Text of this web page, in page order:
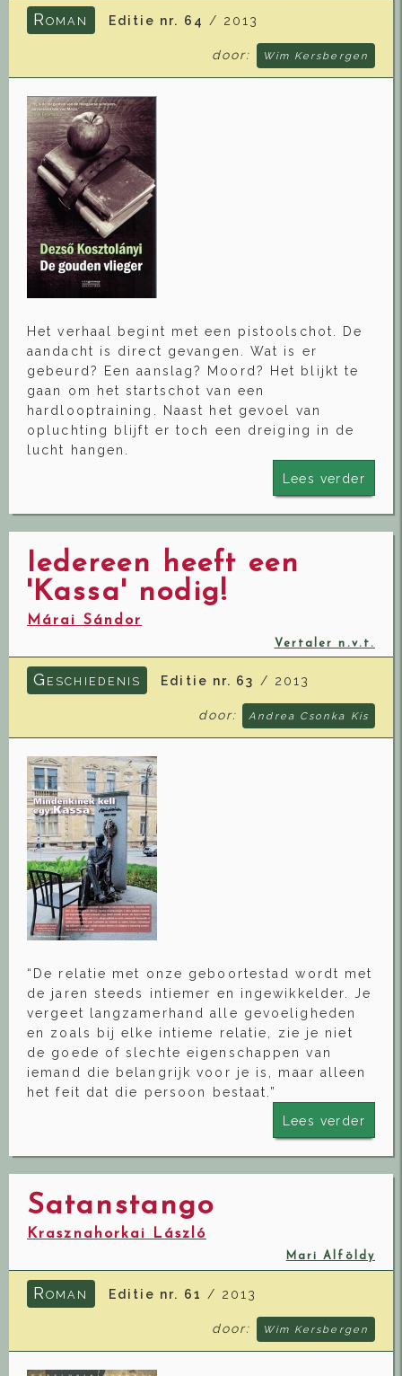
ROMAN Editie nr. 64 / 2013
door: Wim Kersbergen
Het verhaal begint met een pistoolschot. De
aandacht is direct gevangen. Wat is er
gebeurd? Een aanslag? Moord? Het blijkt te
gaan om het startschot van een
hardlooptraining. Naast het gevoel van
opluchting blijft er toch een dreiging in de
lucht hangen.
Lees verder
Iedereen heeft een
'Kassa' nodig!
Márai Sándor
Vertaler n.v.t.
G ESCHIEDENIS Editie nr. 63 / 2013
door: Andrea Csonka Kis
“De relatie met onze geboortestad wordt met
de jaren steeds intiemer en ingewikkelder. Je
vergeet langzamerhand alle gevoeligheden
en zoals bij elke intieme relatie, zie je niet
de goede of slechte eigenschappen van
iemand die belangrijk voor je is, maar alleen
het feit dat die persoon bestaat.”
Lees verder
Satanstango
Krasznahorkai László
Mari Alföldy
ROMAN Editie nr. 61 / 2013
door: Wim Kersbergen